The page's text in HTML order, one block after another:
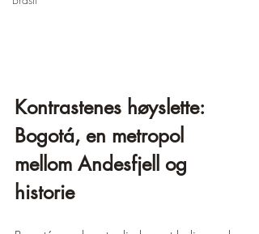
Kontrastenes høyslette:
Bogotá, en metropol
mellom Andesfjell og
historie